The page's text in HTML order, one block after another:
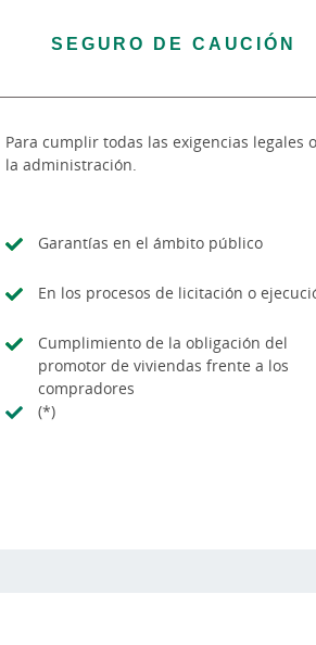
SEGURO DE CAUCIÓN
Para cumplir todas las exigencias legales
la administración.
Garantías en el ámbito público
En los procesos de licitación o
Cumplimiento de la obligación del
promotor de viviendas frente a los
compradores
(*)